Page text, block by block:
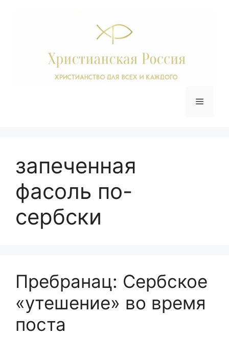
Меню
запеченная
фасоль по-
сербски
Пребранац: Сербское
«утешение» во время
поста